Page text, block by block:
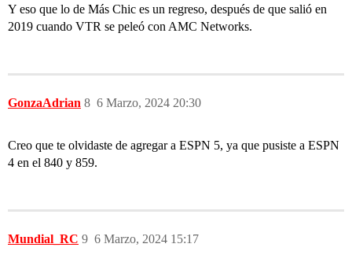
Y eso que lo de Más Chic es un regreso, después de que salió en
2019 cuando VTR se peleó con AMC Networks.
GonzaAdrian 6 Marzo, 2024 20:30
8
Creo que te olvidaste de agregar a ESPN 5, ya que pusiste a ESPN
4 en el 840 y 859.
Mundial_RC 6 Marzo, 2024 15:17
9